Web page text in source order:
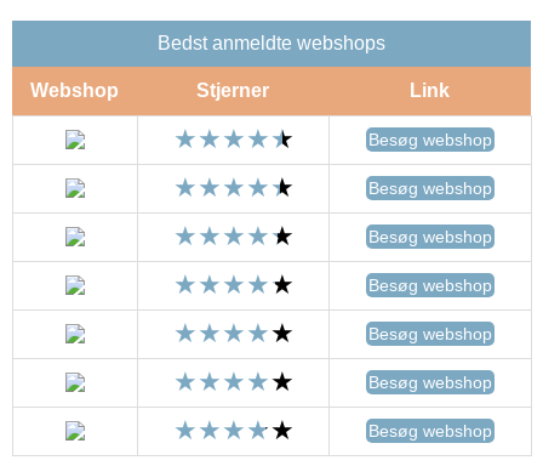
Bedst anmeldte webshops
Webshop Stjerner Link
Besøg webshop
Besøg webshop
Besøg webshop
Besøg webshop
Besøg webshop
Besøg webshop
Besøg webshop